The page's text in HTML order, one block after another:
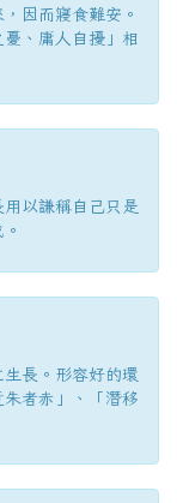
因而寢食難安。
、庸人自擾」相
以謙稱自己只是
長。形容好的環
者赤」、「潛移